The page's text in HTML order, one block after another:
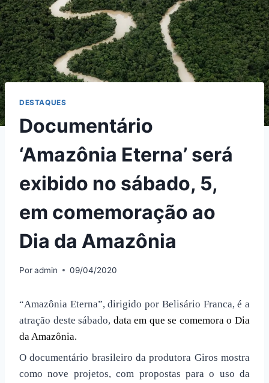
DESTAQUES
Documentário
‘Amazônia Eterna’ será
exibido no sábado, 5,
em comemoração ao
Dia da Amazônia
Poradmin 09/04/2020
“Amazônia Eterna”, dirigido por Belisário Franca, é a
atração deste sábado, data em que se comemora o Dia
da Amazônia.
O documentário brasileiro da produtora Giros mostra
como nove projetos, com propostas para o uso da